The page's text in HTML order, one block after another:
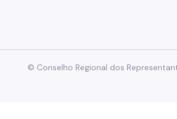
© Conselho Regional dos